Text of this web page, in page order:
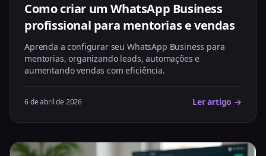
Como criar um WhatsApp Business
profissional para mentorias e vendas
Aprenda a configurar seu WhatsApp Business para
mentorias, organizando leads, automações e
aumentando vendas com eficiência.
6 de abril de 2026 Ler artigo →